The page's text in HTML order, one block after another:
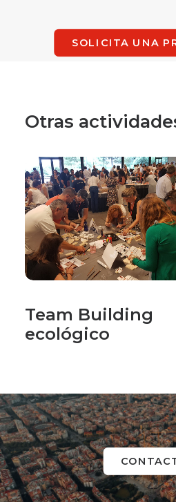
SOLICITA UNA
Otras
Team Building
ecológico